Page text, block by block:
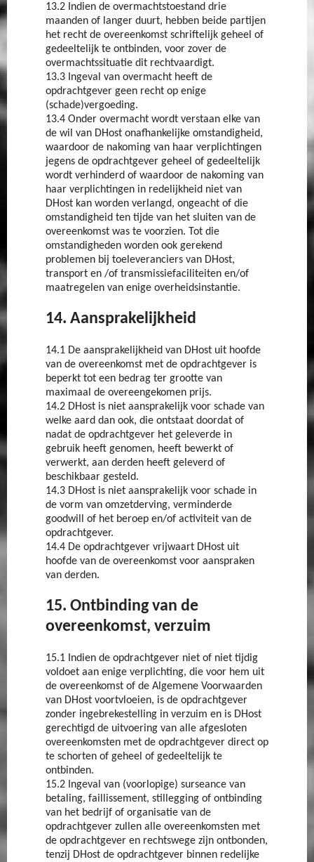
13.2 Indien de overmachtstoestand drie
maanden of langer duurt, hebben beide partijen
het recht de overeenkomst schriftelijk geheel of
gedeeltelijk te ontbinden, voor zover de
overmachtssituatie dit rechtvaardigt.
13.3 Ingeval van overmacht heeft de
opdrachtgever geen recht op enige
(schade)vergoeding.
13.4 Onder overmacht wordt verstaan elke van
de wil van DHost onafhankelijke omstandigheid,
waardoor de nakoming van haar verplichtingen
jegens de opdrachtgever geheel of gedeeltelijk
wordt verhinderd of waardoor de nakoming van
haar verplichtingen in redelijkheid niet van
DHost kan worden verlangd, ongeacht of die
omstandigheid ten tijde van het sluiten van de
overeenkomst was te voorzien. Tot die
omstandigheden worden ook gerekend
problemen bij toeleveranciers van DHost,
transport en /of transmissiefaciliteiten en/of
maatregelen van enige overheidsinstantie.
14. Aansprakelijkheid
14.1 De aansprakelijkheid van DHost uit hoofde
van de overeenkomst met de opdrachtgever is
beperkt tot een bedrag ter grootte van
maximaal de overeengekomen prijs.
14.2 DHost is niet aansprakelijk voor schade van
welke aard dan ook, die ontstaat doordat of
nadat de opdrachtgever het geleverde in
gebruik heeft genomen, heeft bewerkt of
verwerkt, aan derden heeft geleverd of
beschikbaar gesteld.
14.3 DHost is niet aansprakelijk voor schade in
de vorm van omzetderving, verminderde
goodwill of het beroep en/of activiteit van de
opdrachtgever.
14.4 De opdrachtgever vrijwaart DHost uit
hoofde van de overeenkomst voor aanspraken
van derden.
15. Ontbinding van de
overeenkomst, verzuim
15.1 Indien de opdrachtgever niet of niet tijdig
voldoet aan enige verplichting, die voor hem uit
de overeenkomst of de Algemene Voorwaarden
van DHost voortvloeien, is de opdrachtgever
zonder ingebrekestelling in verzuim en is DHost
gerechtigd de uitvoering van alle afgesloten
overeenkomsten met de opdrachtgever direct op
te schorten of geheel of gedeeltelijk te
ontbinden.
15.2 Ingeval van (voorlopige) surseance van
betaling, faillissement, stillegging of ontbinding
van het bedrijf of organisatie van de
opdrachtgever zullen alle overeenkomsten met
de opdrachtgever en rechtswege zijn ontbonden,
tenzij DHost de opdrachtgever binnen redelijke